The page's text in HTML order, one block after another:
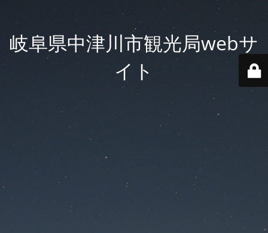
岐阜県中津川市観光局webサ
イト